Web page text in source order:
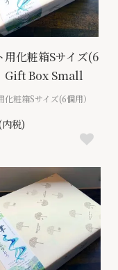
用化粧箱Sサイズ(6
Gift Box Small
化粧箱Sサイズ(6個用）
税)